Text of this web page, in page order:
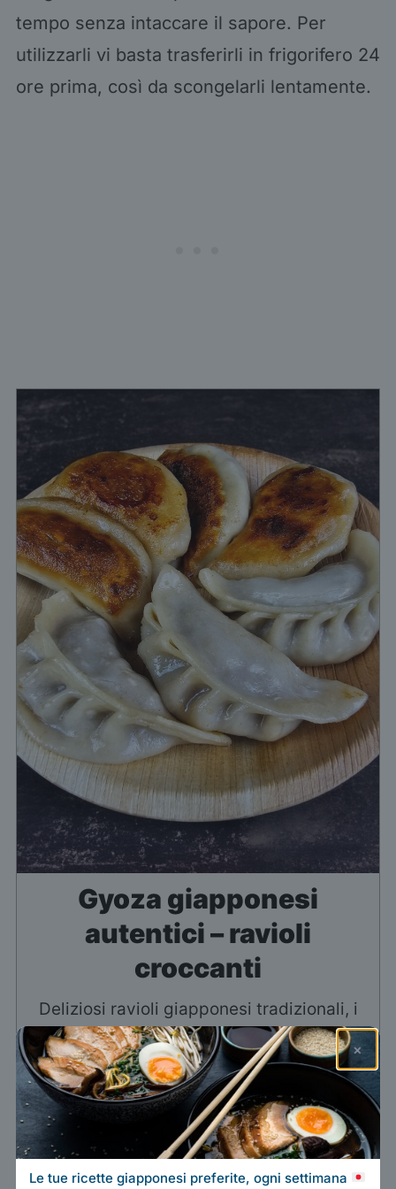
tempo senza intaccare il sapore. Per
utilizzarli vi basta trasferirli in frigorifero 24
ore prima, così da scongelarli lentamente.
Gyoza giapponesi
autentici – ravioli
croccanti
Deliziosi ravioli giapponesi tradizionali, i
gyoza sono succosi, croccanti e allo stesso
tempo morbidi: il loro gusto conquisterà
anche i palati più esigenti
Stampa ricetta
×
Le tue ricette giapponesi preferite, ogni settimana